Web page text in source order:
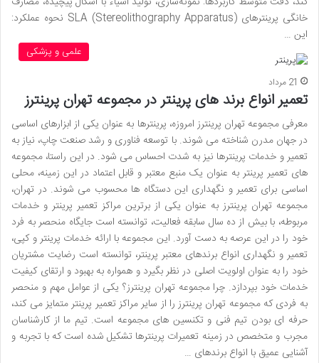
خانگی پرینترهای SLA (Stereolithography Apparatus) نحوه عملکرد:
این …
علمی و پزشکی
21 مرداد
تعمیر انواع برند های پرینتر در مجموعه تهران پرینترز
معرفی مجموعه تهران پرینترز امروزه، پرینترها به عنوان یکی از ابزارهای اساسی
در جهان مدرن شناخته می شوند. با توسعه فناوری و رشد صنعت چاپ، نیاز به
تعمیر و خدمات پرینترها نیز به شدت احساس می شود. در این راستا، مجموعه
های تعمیر پرینتر به عنوان یک منبع معتبر و قابل اعتماد در این زمینه، محلی
اساسی برای تعمیر و نگهداری این دستگاه ها محسوب می شوند. در تهران،
مجموعه تهران پرینترز به عنوان یکی از برترین مراکز تعمیر پرینتر و خدمات
مربوطه، با بیش از ده سال سابقه فعالیت، توانسته است جایگاه منحصر به فرد
خود را در این عرصه به دست آورد. این مجموعه با ارائه خدمات پرینتر و کپی،
تعمیر و نگهداری انواع برندهای معتبر پرینتر، توانسته است رضایت مشتریان
خود را به عنوان اولویت اصلی در نظر بگیرد و همواره به بهبود و ارتقای کیفیت
خدمات خود بپردازد. چرا مجموعه تهران پرینترز؟ یکی از عوامل مهم و منحصر
به فردی که مجموعه تهران پرینترز را از سایر مراکز تعمیر پرینتر متمایز می کند،
حرفه ای بودن تیم فنی و تکنسین های مجموعه است. تیم ما از کارشناسان
مجرب و متخصص در زمینه تعمیرات پرینترها تشکیل شده است که با تجربه و
آشنایی عمیق با انواع برندهای …